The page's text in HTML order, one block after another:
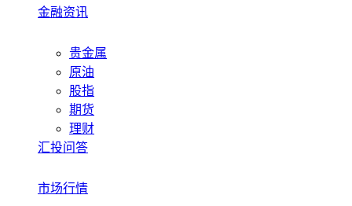
金融资讯
贵金属
原油
股指
期货
理财
汇投问答
市场行情